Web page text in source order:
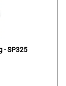
- SP325